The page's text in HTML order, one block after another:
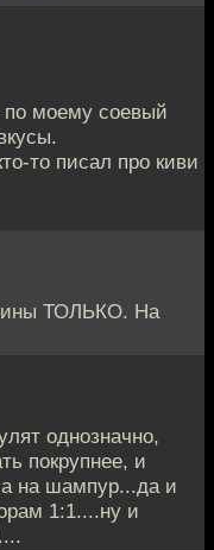
моему соевый
то писал про киви
ТОЛЬКО. На
однозначно,
покрупнее, и
на шампур...да и
1:1....ну и